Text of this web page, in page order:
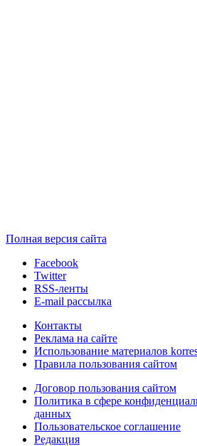
Полная версия сайта
Facebook
Twitter
RSS-ленты
E-mail рассылка
Контакты
Реклама на сайте
Использование материалов
Правила пользования сайтом
Договор пользования сайтом
Политика в сфере
данных
Пользовательское соглашение
Редакция